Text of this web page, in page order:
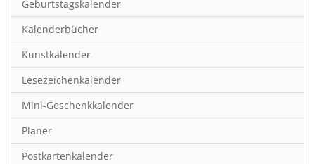
Fußball
Gaming
Geburtstagskalender
Geschichte
Hobby & Basteln
Humor & Cartoon
Geburtstagskalender
Kalenderbücher
Kunstkalender
Lesezeichenkalender
Mini-Geschenkkalender
Planer
Postkartenkalender